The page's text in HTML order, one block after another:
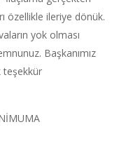
özellikle ileriye dönük.
yok olması
Başkanımız
teşekkür